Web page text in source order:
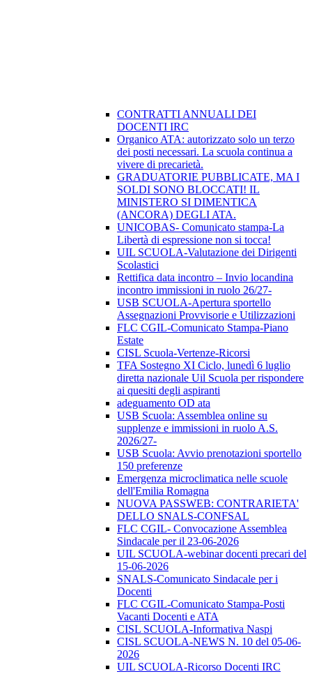
CONTRATTI ANNUALI DEI
DOCENTI IRC
Organico ATA: autorizzato solo un terzo
dei posti necessari. La scuola continua a
vivere di precarietà.
GRADUATORIE PUBBLICATE, MA I
SOLDI SONO BLOCCATI! IL
MINISTERO SI DIMENTICA
(ANCORA) DEGLI ATA.
UNICOBAS- Comunicato stampa-La
Libertà di espressione non si tocca!
UIL SCUOLA-Valutazione dei Dirigenti
Scolastici
Rettifica data incontro – Invio locandina
incontro immissioni in ruolo 26/27-
USB SCUOLA-Apertura sportello
Assegnazioni Provvisorie e Utilizzazioni
FLC CGIL-Comunicato Stampa-Piano
Estate
CISL Scuola-Vertenze-Ricorsi
TFA Sostegno XI Ciclo, lunedì 6 luglio
diretta nazionale Uil Scuola per rispondere
ai quesiti degli aspiranti
adeguamento OD ata
USB Scuola: Assemblea online su
supplenze e immissioni in ruolo A.S.
2026/27-
USB Scuola: Avvio prenotazioni sportello
150 preferenze
Emergenza microclimatica nelle scuole
dell'Emilia Romagna
NUOVA PASSWEB: CONTRARIETA'
DELLO SNALS-CONFSAL
FLC CGIL- Convocazione Assemblea
Sindacale per il 23-06-2026
UIL SCUOLA-webinar docenti precari del
15-06-2026
SNALS-Comunicato Sindacale per i
Docenti
FLC CGIL-Comunicato Stampa-Posti
Vacanti Docenti e ATA
CISL SCUOLA-Informativa Naspi
CISL SCUOLA-NEWS N. 10 del 05-06-
2026
UIL SCUOLA-Ricorso Docenti IRC